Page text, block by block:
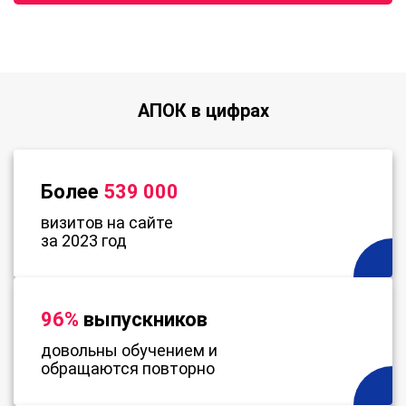
АПОК в цифрах
Более 539 000
визитов на сайте
за 2023 год
96% выпускников
довольны обучением и
обращаются повторно